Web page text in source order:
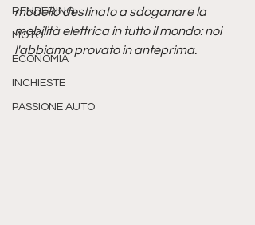
RENDERING
MOTO
ECONOMIA
INCHIESTE
PASSIONE AUTO
modello destinato a sdoganare la
mobilità elettrica in tutto il mondo: noi
l'abbiamo provato in anteprima.